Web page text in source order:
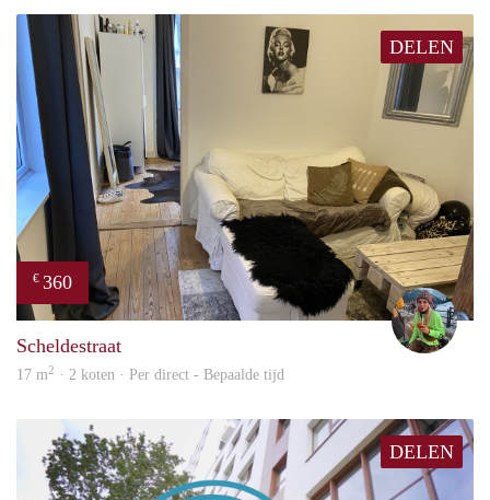
DELEN
€ 360
Blue
Scheldestraat
17 m2 · 2 koten · Per direct - Bepaalde tijd
DELEN